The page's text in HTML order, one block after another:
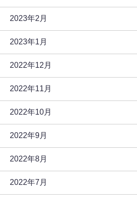
2023年2月
2023年1月
2022年12月
2022年11月
2022年10月
2022年9月
2022年8月
2022年7月